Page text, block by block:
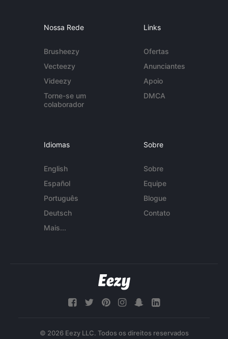
Nossa Rede
Brusheezy
Vecteezy
Videezy
Torne-se um
colaborador
Links
Ofertas
Anunciantes
Apoio
DMCA
Idiomas
English
Español
Português
Deutsch
Mais...
Sobre
Sobre
Equipe
Blogue
Contato
© 2026 Eezy LLC. Todos os direitos reservados